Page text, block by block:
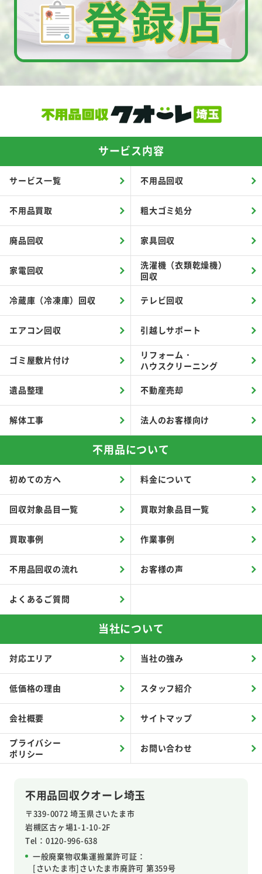
不用品回収クオーレ埼玉
〒339-0072 埼玉県さいたま市
岩槻区古ヶ場1-1-10-2F
Tel：0120-996-638
一般廃棄物収集運搬業許可証：
[さいたま市]さいたま市廃許可 第359号
サービス内容
サービス一覧 不用品回収
不用品買取 粗大ゴミ処分
廃品回収 家具回収
家電回収
洗濯機（衣類乾燥機）
回収
冷蔵庫（冷凍庫）回収 テレビ回収
エアコン回収 引越しサポート
ゴミ屋敷片付け
リフォーム・
ハウスクリーニング
遺品整理 不動産売却
解体工事 法人のお客様向け
不用品について
初めての方へ 料金について
回収対象品目一覧 買取対象品目一覧
買取事例 作業事例
不用品回収の流れ お客様の声
よくあるご質問
当社について
対応エリア 当社の強み
低価格の理由 スタッフ紹介
会社概要 サイトマップ
プライバシー
ポリシー
お問い合わせ